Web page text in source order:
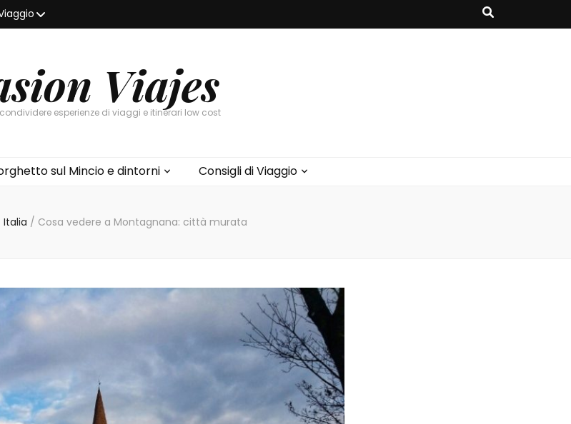
Viajes
esperienze di viaggi e itinerari low cost
sul Mincio e dintorni Consigli di Viaggio
Italia / Cosa vedere a Montagnana: città murata